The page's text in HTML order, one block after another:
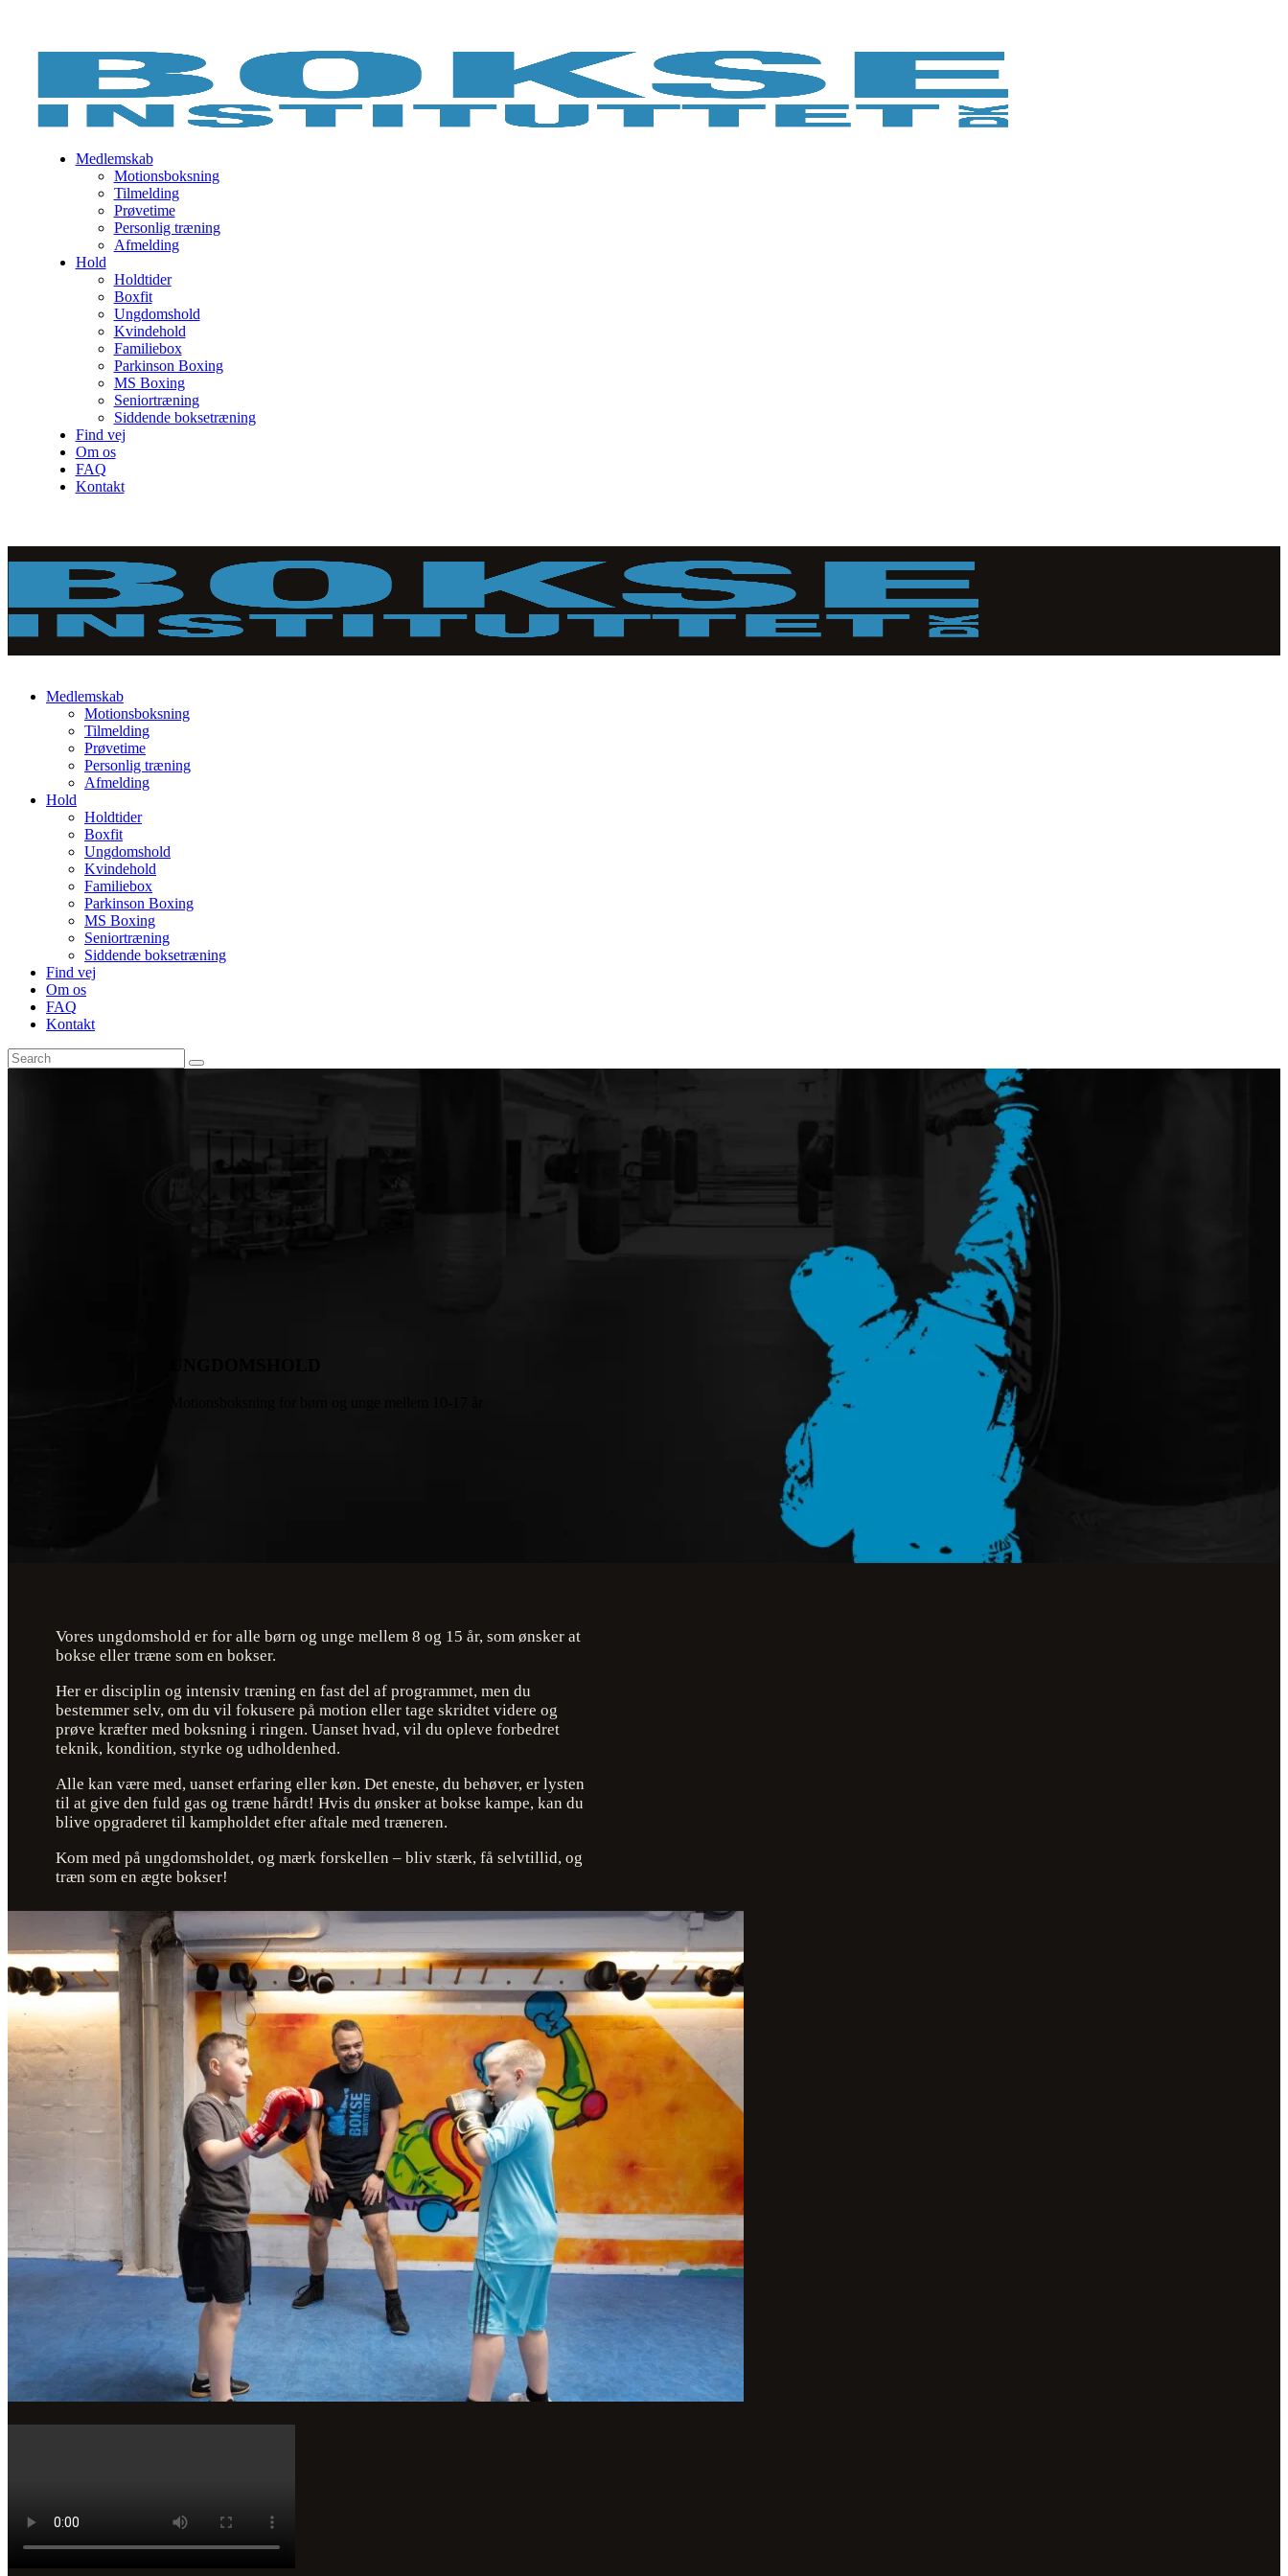
Medlemskab
Motionsboksning
Tilmelding
Prøvetime
Personlig træning
Afmelding
Hold
Holdtider
Boxfit
Ungdomshold
Kvindehold
Familiebox
Parkinson Boxing
MS Boxing
Seniortræning
Siddende boksetræning
Find vej
Om os
FAQ
Kontakt
Medlemskab
Motionsboksning
Tilmelding
Prøvetime
Personlig træning
Afmelding
Hold
Holdtider
Boxfit
Ungdomshold
Kvindehold
Familiebox
Parkinson Boxing
MS Boxing
Seniortræning
Siddende boksetræning
Find vej
Om os
FAQ
Kontakt
Vores ungdomshold er for alle børn og unge mellem 8 og 15 år, som ønsker at
bokse eller træne som en bokser.
Her er disciplin og intensiv træning en fast del af programmet, men du
bestemmer selv, om du vil fokusere på motion eller tage skridtet videre og
prøve kræfter med boksning i ringen. Uanset hvad, vil du opleve forbedret
teknik, kondition, styrke og udholdenhed.
Alle kan være med, uanset erfaring eller køn. Det eneste, du behøver, er lysten
til at give den fuld gas og træne hårdt! Hvis du ønsker at bokse kampe, kan du
blive opgraderet til kampholdet efter aftale med træneren.
Kom med på ungdomsholdet, og mærk forskellen – bliv stærk, få selvtillid, og
træn som en ægte bokser!